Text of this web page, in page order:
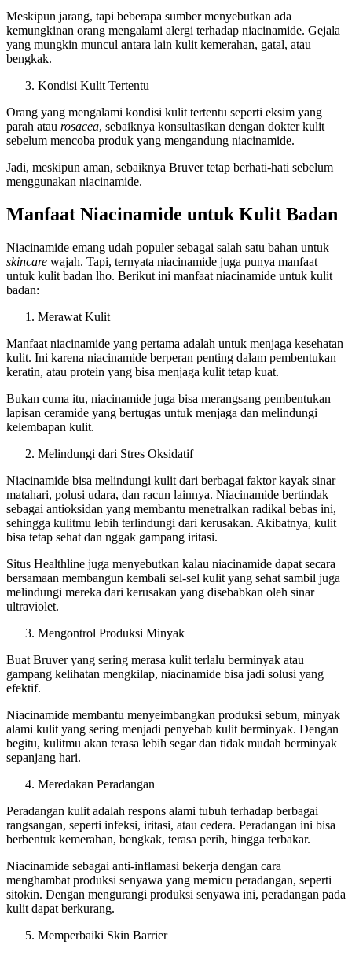
Meskipun jarang, tapi beberapa sumber menyebutkan ada
kemungkinan orang mengalami alergi terhadap niacinamide. Gejala
yang mungkin muncul antara lain kulit kemerahan, gatal, atau
bengkak.
Kondisi Kulit Tertentu
Orang yang mengalami kondisi kulit tertentu seperti eksim yang
parah atau rosacea, sebaiknya konsultasikan dengan dokter kulit
sebelum mencoba produk yang mengandung niacinamide.
Jadi, meskipun aman, sebaiknya Bruver tetap berhati-hati sebelum
menggunakan niacinamide.
Manfaat Niacinamide untuk Kulit Badan
Niacinamide emang udah populer sebagai salah satu bahan untuk
skincare wajah. Tapi, ternyata niacinamide juga punya manfaat
untuk kulit badan lho. Berikut ini manfaat niacinamide untuk kulit
badan:
Merawat Kulit
Manfaat niacinamide yang pertama adalah untuk menjaga kesehatan
kulit. Ini karena niacinamide berperan penting dalam pembentukan
keratin, atau protein yang bisa menjaga kulit tetap kuat.
Bukan cuma itu, niacinamide juga bisa merangsang pembentukan
lapisan ceramide yang bertugas untuk menjaga dan melindungi
kelembapan kulit.
Melindungi dari Stres Oksidatif
Niacinamide bisa melindungi kulit dari berbagai faktor kayak sinar
matahari, polusi udara, dan racun lainnya. Niacinamide bertindak
sebagai antioksidan yang membantu menetralkan radikal bebas ini,
sehingga kulitmu lebih terlindungi dari kerusakan. Akibatnya, kulit
bisa tetap sehat dan nggak gampang iritasi.
Situs Healthline juga menyebutkan kalau niacinamide dapat secara
bersamaan membangun kembali sel-sel kulit yang sehat sambil juga
melindungi mereka dari kerusakan yang disebabkan oleh sinar
ultraviolet.
Mengontrol Produksi Minyak
Buat Bruver yang sering merasa kulit terlalu berminyak atau
gampang kelihatan mengkilap, niacinamide bisa jadi solusi yang
efektif.
Niacinamide membantu menyeimbangkan produksi sebum, minyak
alami kulit yang sering menjadi penyebab kulit berminyak. Dengan
begitu, kulitmu akan terasa lebih segar dan tidak mudah berminyak
sepanjang hari.
Meredakan Peradangan
Peradangan kulit adalah respons alami tubuh terhadap berbagai
rangsangan, seperti infeksi, iritasi, atau cedera. Peradangan ini bisa
berbentuk kemerahan, bengkak, terasa perih, hingga terbakar.
Niacinamide sebagai anti-inflamasi bekerja dengan cara
menghambat produksi senyawa yang memicu peradangan, seperti
sitokin. Dengan mengurangi produksi senyawa ini, peradangan pada
kulit dapat berkurang.
Memperbaiki Skin Barrier